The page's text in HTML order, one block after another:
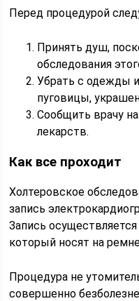
Перед процедурой
Принять душ,
обследования
Убрать с одежды и
пуговицы,
Сообщить врачу
лекарств.
Как все проходит
Холтеровское
запись
Запись
который носят на
Процедура не
совершенно